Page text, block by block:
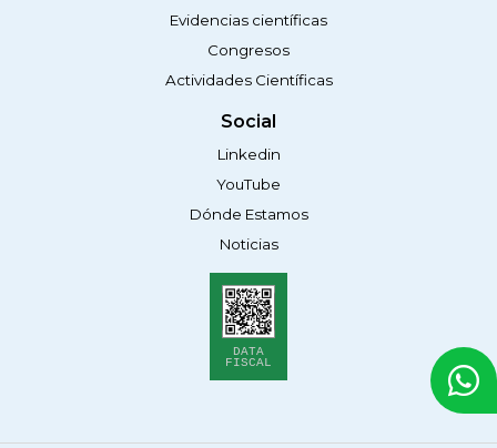
Evidencias científicas
Congresos
Actividades Científicas
Social
Linkedin
YouTube
Dónde Estamos
Noticias
DATA
FISCAL